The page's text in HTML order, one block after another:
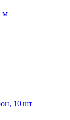
м